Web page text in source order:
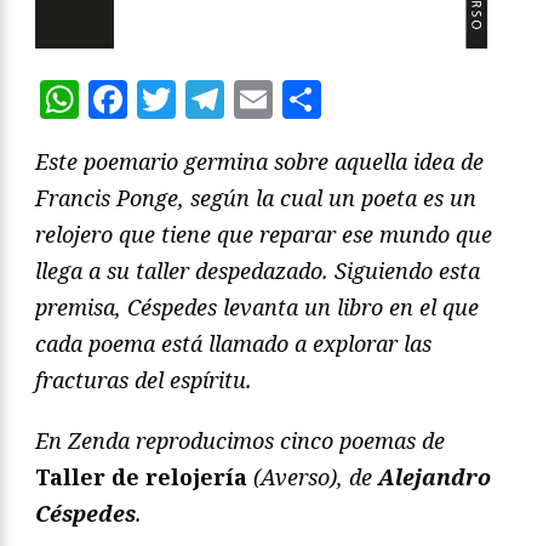
WhatsApp
Facebook
Twitter
Telegram
Email
Este poemario germina sobre aquella idea de
Francis Ponge, según la cual un poeta es un
relojero que tiene que reparar ese mundo que
llega a su taller despedazado. Siguiendo esta
premisa, Céspedes levanta un libro en el que
cada poema está llamado a explorar las
fracturas del espíritu.
En Zenda reproducimos cinco poemas de
Taller de relojería (Averso), deAlejandro
Céspedes.